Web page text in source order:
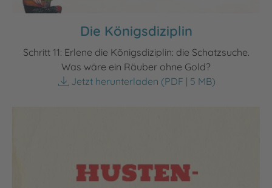
Die Königsdiziplin
Schritt 11: Erlene die Königsdiziplin: die Schatzsuche.
Was wäre ein Räuber ohne Gold?
Jetzt herunterladen (PDF | 5 MB)